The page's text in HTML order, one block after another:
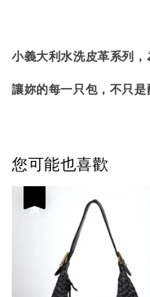
小義大利水洗皮革系列，
讓妳的每一只包，不只是
您可能也喜歡